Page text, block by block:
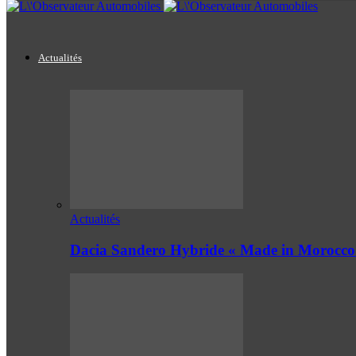
Actualités
Actualités
Dacia Sandero Hybride « Made in